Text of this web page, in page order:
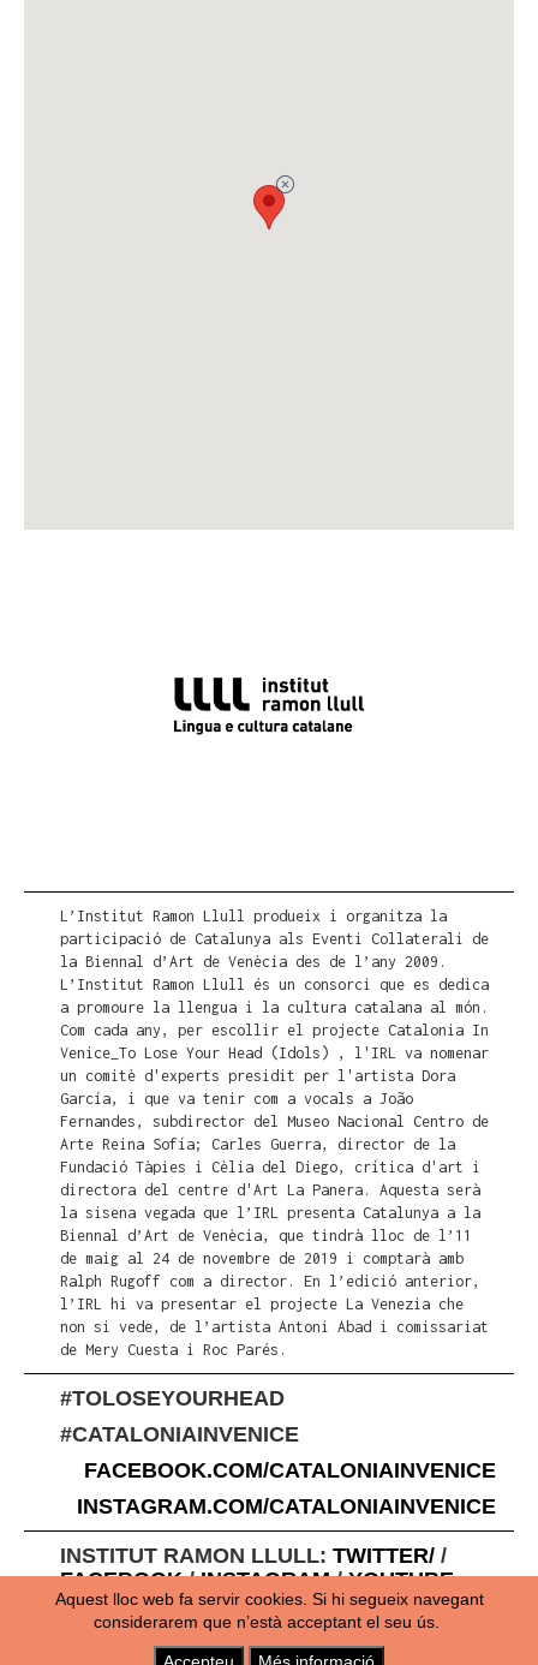
L’Institut Ramon Llull produeix i organitza la
participació de Catalunya als Eventi Collaterali de
la Biennal d’Art de Venècia des de l’any 2009.
L’Institut Ramon Llull és un consorci que es dedica
a promoure la llengua i la cultura catalana al món.
Com cada any, per escollir el projecte Catalonia In
Venice_To Lose Your Head (Idols) , l'IRL va nomenar
un comitè d'experts presidit per l'artista Dora
García, i que va tenir com a vocals a João
Fernandes, subdirector del Museo Nacional Centro de
Arte Reina Sofía; Carles Guerra, director de la
Fundació Tàpies i Cèlia del Diego, crítica d'art i
directora del centre d'Art La Panera. Aquesta serà
la sisena vegada que l’IRL presenta Catalunya a la
Biennal d’Art de Venècia, que tindrà lloc de l’11
de maig al 24 de novembre de 2019 i comptarà amb
Ralph Rugoff com a director. En l’edició anterior,
l’IRL hi va presentar el projecte La Venezia che
non si vede, de l’artista Antoni Abad i comissariat
de Mery Cuesta i Roc Parés.
#TOLOSEYOURHEAD
#CATALONIAINVENICE
FACEBOOK.COM/CATALONIAINVENICE
INSTAGRAM.COM/CATALONIAINVENICE
INSTITUT RAMON LLULL: TWITTER/ /
FACEBOOK/INSTAGRAM/YOUTUBE
INFO@LLULL.CAT
//INSTITUT
Aquest lloc web fa servir cookies. Si hi segueix navegant
considerarem que n’està acceptant el seu ús.